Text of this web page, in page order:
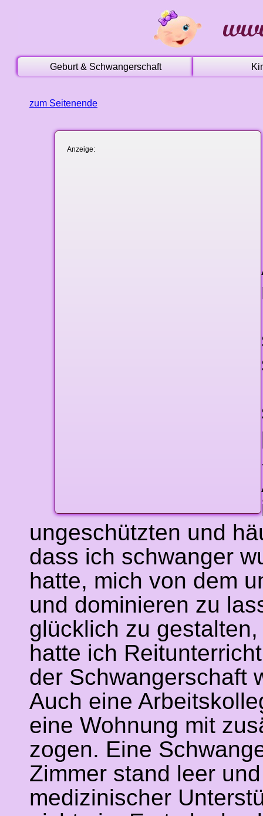
Geburt & Schwangerschaft
zum Seitenende
Anzeige:
ungeschützten und
dass ich schwanger
hatte, mich von dem
und dominieren zu
glücklich zu
hatte ich
der Schwangerschaft
Auch eine
eine Wohnung mit
zogen. Eine
Zimmer stand leer
medizinischer